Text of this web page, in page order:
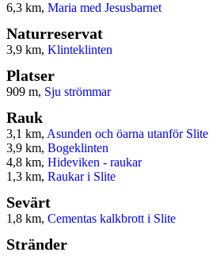
6,3 km, Maria med Jesusbarnet
Naturreservat
3,9 km, Klinteklinten
Platser
909 m, Sju strömmar
Rauk
3,1 km, Asunden och öarna utanför Slite
3,9 km, Bogeklinten
4,8 km, Hideviken - raukar
1,3 km, Raukar i Slite
Sevärt
1,8 km, Cementas kalkbrott i Slite
Stränder